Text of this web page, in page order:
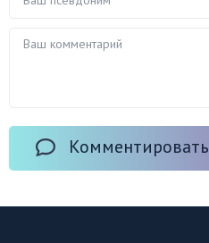
Комментировать